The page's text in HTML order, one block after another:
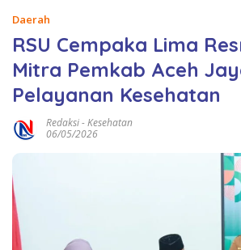
Daerah
RSU Cempaka Lima
Mitra Pemkab Aceh
Pelayanan Kesehatan
Redaksi-Kesehatan
06/05/2026